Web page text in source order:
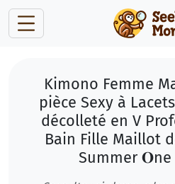
Kimono Femme
pièce Sexy à
décolleté en V
Bain Fille Maillot
Summer 𝐎ne